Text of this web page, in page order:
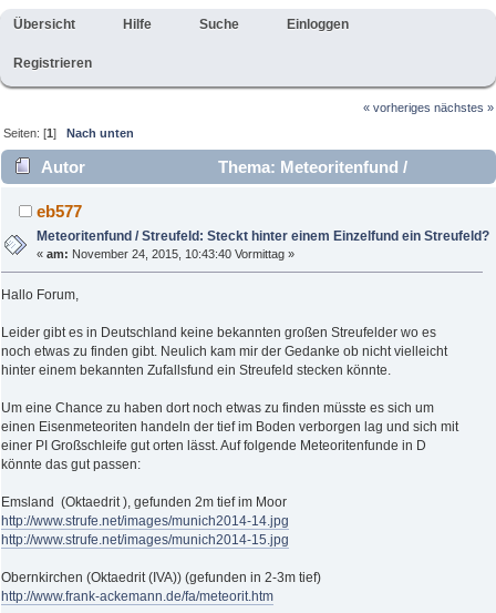
Übersicht Hilfe Suche Einloggen
Registrieren
« vorheriges nächstes »
Seiten: [1]Nach unten
Autor
Thema: Meteoritenfund /
Streufeld: Steckt hinter einem Einzelfund ein Streufeld?
(Gelesen 6785 mal)
eb577
Meteoritenfund / Streufeld: Steckt hinter einem Einzelfund ein Streufeld?
«am: November 24, 2015, 10:43:40 Vormittag »
Hallo Forum,
Leider gibt es in Deutschland keine bekannten großen Streufelder wo es
noch etwas zu finden gibt. Neulich kam mir der Gedanke ob nicht vielleicht
hinter einem bekannten Zufallsfund ein Streufeld stecken könnte.
Um eine Chance zu haben dort noch etwas zu finden müsste es sich um
einen Eisenmeteoriten handeln der tief im Boden verborgen lag und sich mit
einer PI Großschleife gut orten lässt. Auf folgende Meteoritenfunde in D
könnte das gut passen:
Emsland (Oktaedrit ), gefunden 2m tief im Moor
http://www.strufe.net/images/munich2014-14.jpg
http://www.strufe.net/images/munich2014-15.jpg
Obernkirchen (Oktaedrit (IVA)) (gefunden in 2-3m tief)
http://www.frank-ackemann.de/fa/meteorit.htm